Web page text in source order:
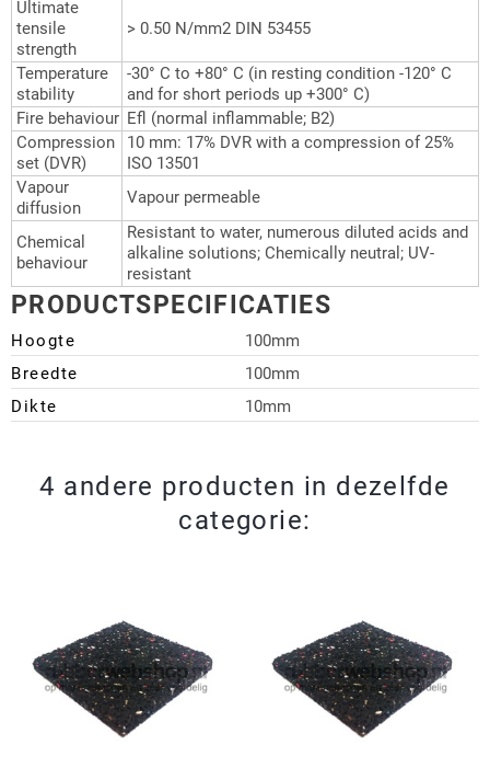
Ultimate
tensile
strength
> 0.50 N/mm2 DIN 53455
Temperature
stability
-30° C to +80° C (in resting condition -120° C
and for short periods up +300° C)
Fire behaviour Efl (normal inflammable; B2)
Compression
set (DVR)
10 mm: 17% DVR with a compression of 25%
ISO 13501
Vapour
diffusion
Vapour permeable
Chemical
behaviour
Resistant to water, numerous diluted acids and
alkaline solutions; Chemically neutral; UV-
resistant
PRODUCTSPECIFICATIES
Hoogte
100mm
Breedte
100mm
Dikte
10mm
4 andere producten in dezelfde
categorie: